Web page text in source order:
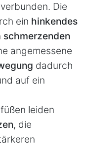
Die
ein hinkendes
schmerzenden
angemessene
dadurch
auf ein
leiden
, die